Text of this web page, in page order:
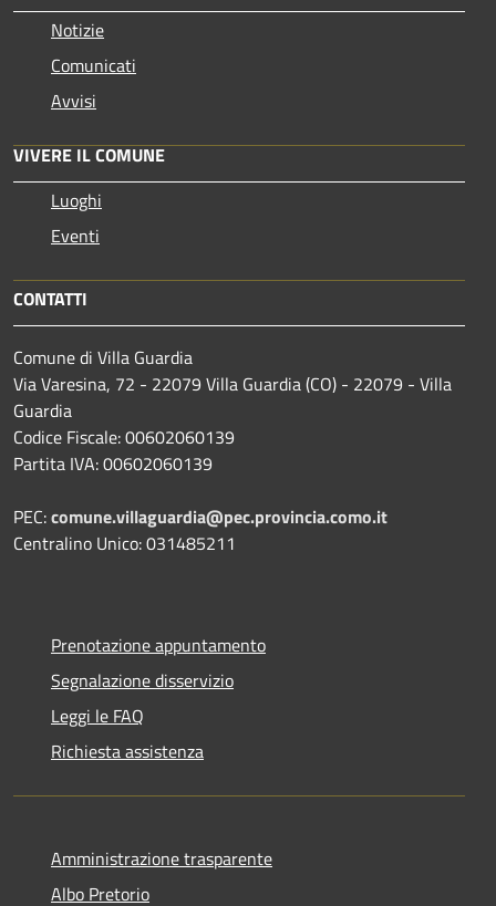
Notizie
Comunicati
Avvisi
VIVERE IL COMUNE
Luoghi
Eventi
CONTATTI
Comune di Villa Guardia
Via Varesina, 72 - 22079 Villa Guardia (CO) - 22079 - Villa
Guardia
Codice Fiscale: 00602060139
Partita IVA: 00602060139
PEC:comune.villaguardia@pec.provincia.como.it
Centralino Unico: 031485211
Prenotazione appuntamento
Segnalazione disservizio
Leggi le FAQ
Richiesta assistenza
Amministrazione trasparente
Albo Pretorio